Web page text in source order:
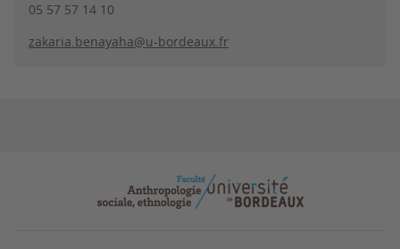
05 57 57 14 10
zakaria.benayaha@u-bordeaux.fr